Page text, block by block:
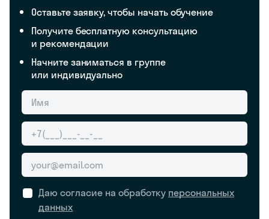
Оставьте заявку, чтобы начать обучение
Получите бесплатную консультацию
и рекомендации
Начните заниматься в группе
или индивидуально
Даю согласие на обработку персональных
данных